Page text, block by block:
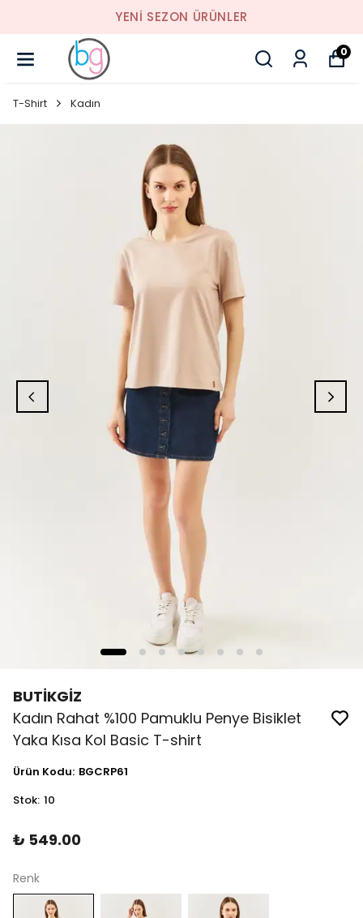
YENI SEZON ÜRÜNLER
0
T-Shirt Kadın
BUTİKGİZ
Kadın Rahat %100 Pamuklu Penye Bisiklet
Yaka Kısa Kol Basic T-shirt
Ürün Kodu: BGCRP61
Stok: 10
₺ 549.00
Renk